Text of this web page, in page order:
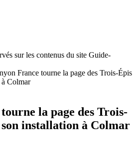
sur les contenus du site Guide-
France tourne la page des Trois-Épis
à Colmar
la page des Trois-
installation à Colmar